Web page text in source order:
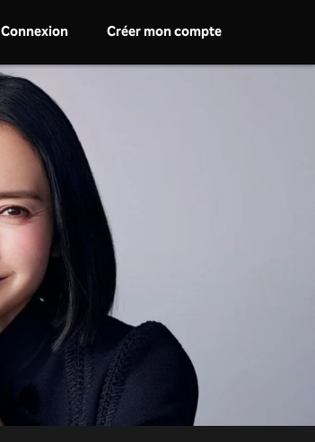
Connexion Créer mon compte